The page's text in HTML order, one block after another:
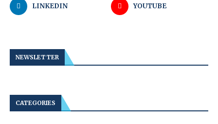
LINKEDIN YOUTUBE
NEWSLETTER
CATEGORIES